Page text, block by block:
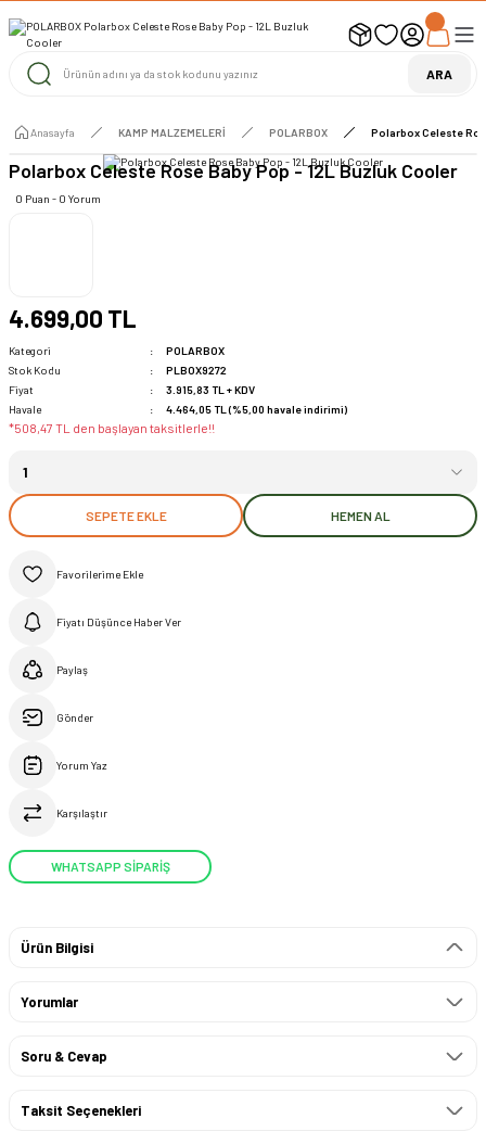
UYARI ! KARGOLAR 13 TEMMUZ 2026 YAPILACAK
1000 TL ve Üzeri Ücretsiz Kargo
ARA
Anasayfa KAMP MALZEMELERİ POLARBOX Polarbox Celeste
Polarbox Celeste Rose Baby Pop - 12L Buzluk Cooler
0 Puan - 0 Yorum
4.699,00 TL
Kategori
POLARBOX
Stok Kodu
PLBOX9272
Fiyat
3.915,83 TL + KDV
Havale
4.464,05 TL (%5,00 havale indirimi)
*508,47 TL den başlayan taksitlerle!!
SEPETE EKLE HEMEN AL
Fiyatı Düşünce Haber Ver
Paylaş
Gönder
Yorum Yaz
Karşılaştır
WHATSAPP SİPARİŞ
Ürün Bilgisi
Yorumlar
Soru & Cevap
Taksit Seçenekleri